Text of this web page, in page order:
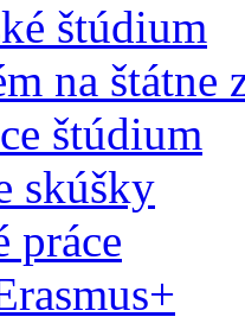
štúdium
na štátne
štúdium
skúšky
práce